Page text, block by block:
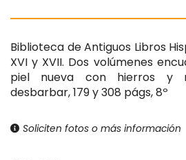
Biblioteca de Antiguos Libros
XVI y XVII. Dos volúmenes
piel nueva con hierros y
desbarbar, 179 y 308 págs, 8º
Soliciten fotos o más información